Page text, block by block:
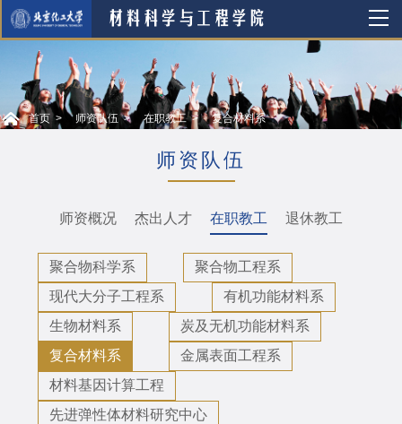
首页 师资队伍 在职教工 复合材料系
师资队伍
师资概况 杰出人才 在职教工 退休教工
聚合物科学系
聚合物工程系
现代大分子工程系
有机功能材料系
生物材料系
炭及无机功能材料系
复合材料系
金属表面工程系
材料基因计算工程
先进弹性体材料研究中心